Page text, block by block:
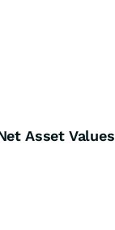
Asset Values